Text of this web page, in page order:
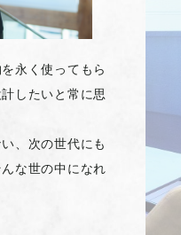
永く使ってもら
したいと常に思
、次の世代にも
な世の中になれ